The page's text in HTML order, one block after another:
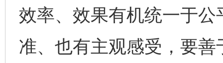
效率、效果有机统一于
准、也有主观感受，要